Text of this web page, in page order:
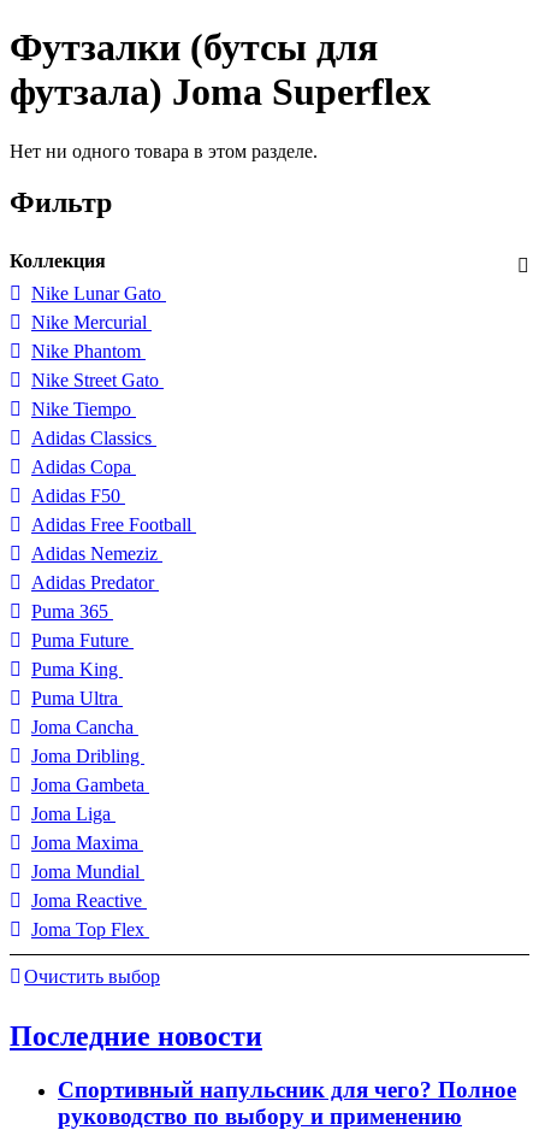
Футзалки (бутсы для
футзала) Joma Superflex
Нет ни одного товара в этом разделе.
Фильтр
Коллекция
Nike Lunar Gato
Nike Mercurial
Nike Phantom
Nike Street Gato
Nike Tiempo
Adidas Classics
Adidas Copa
Adidas F50
Adidas Free Football
Adidas Nemeziz
Adidas Predator
Puma 365
Puma Future
Puma King
Puma Ultra
Joma Cancha
Joma Dribling
Joma Gambeta
Joma Liga
Joma Maxima
Joma Mundial
Joma Reactive
Joma Top Flex
Очистить выбор
Последние новости
Спортивный напульсник для чего? Полное
руководство по выбору и применению